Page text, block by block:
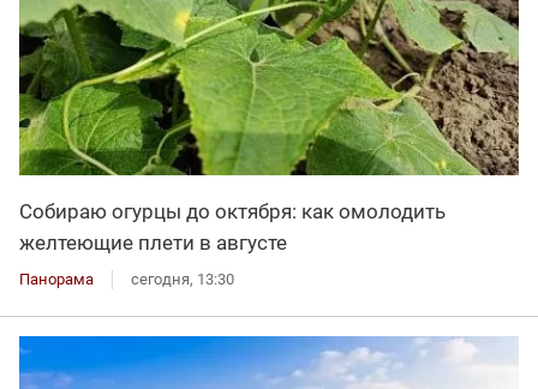
Собираю огурцы до октября: как омолодить
желтеющие плети в августе
Панорама сегодня, 13:30